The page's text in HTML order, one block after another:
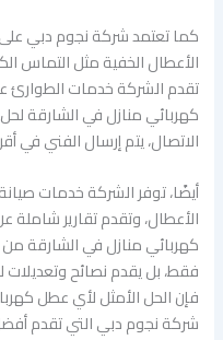
كما تعتمد شركة نجوم دبي
الأعطال الخفية مثل التماس
تقدم الشركة خدمات
كهربائي منازل في الشارقة
الاتصال، يتم إرسال الفني في
أيضًا، توفر الشركة خدمات
الأعطال، وتقدم تقارير شاملة
كهربائي منازل في الشارقة
فقط، بل يقدم نصائح وتعديلات
فإن الحل الأمثل لأي عطل
شركة نجوم دبي التي تقدم